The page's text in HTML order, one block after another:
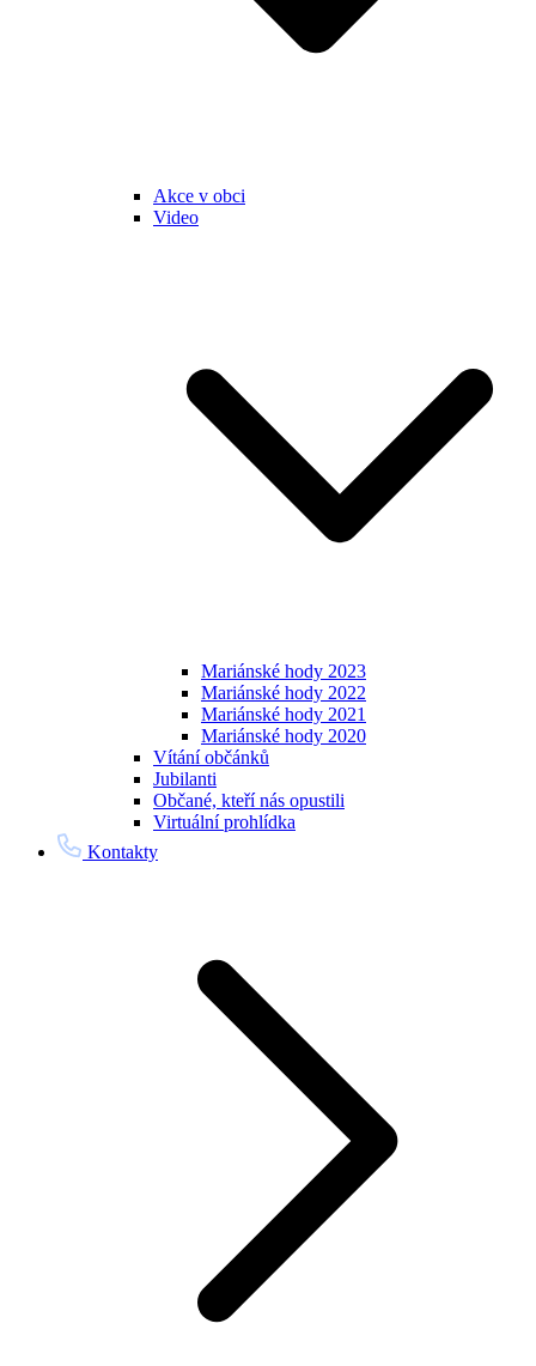
Akce v obci
Video
Mariánské hody 2023
Mariánské hody 2022
Mariánské hody 2021
Mariánské hody 2020
Vítání občánků
Jubilanti
Občané, kteří nás opustili
Virtuální prohlídka
Kontakty